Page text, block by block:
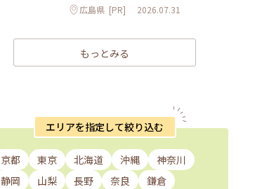
広島県 [PR] 2026.07.31
もっとみる
エリアを指定して絞り込む
京都 東京 北海道 沖縄
神奈川
静岡
山梨 長野 奈良 鎌倉